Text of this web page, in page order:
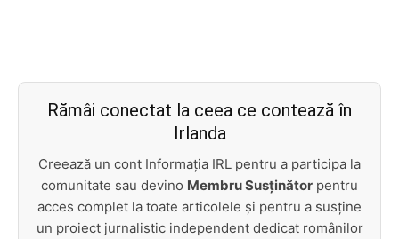
Rămâi conectat la ceea ce contează în
Irlanda
Creează un cont Informația IRL pentru a participa la
comunitate sau devino Membru Susținător pentru
acces complet la toate articolele și pentru a susține
un proiect jurnalistic independent dedicat românilor